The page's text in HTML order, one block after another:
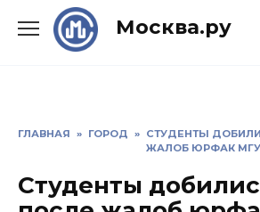
Москва.ру
ГЛАВНАЯ » ГОРОД » СТУДЕНТЫ
ЖАЛОБ ЮРФАК
Студенты